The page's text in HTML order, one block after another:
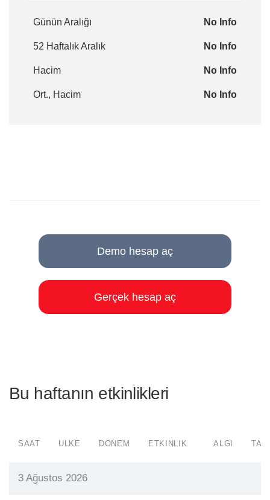
Günün Aralığı No Info
52 Haftalık Aralık No Info
Hacim No Info
Ort., Hacim No Info
Demo hesap aç
Gerçek hesap aç
Bu haftanın etkinlikleri
SAAT ÜLKE DÖNEM ETKINLIK ALGI
3 Ağustos 2026